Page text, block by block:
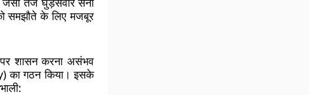
समझौते के लिए मजबूर
शासन करना असंभव
का गठन किया। इसके